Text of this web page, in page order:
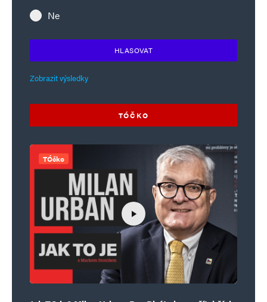
Ne
HLASOVAT
Zobrazit výsledky
TÓČKO
TÓčko